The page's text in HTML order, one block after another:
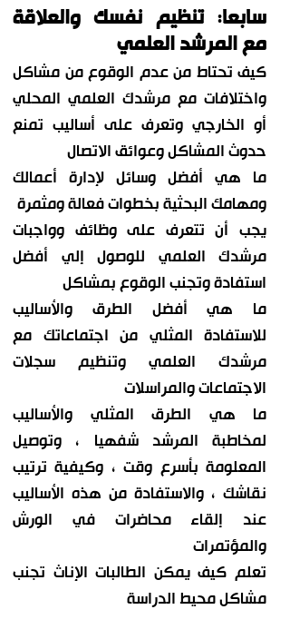
سابعا: تنظيم نفسك والعلاقة
مع المرشد العلمي
كيف تحتاط من عدم الوقوع من مشاكل
واختلافات مع مرشدك العلمي المحلي
أو الخارجي وتعرف على أساليب تمنع
حدوث المشاكل وعوائق الاتصال
ما هي أفضل وسائل لإدارة أعمالك
ومهامك البحثية بخطوات فعالة ومثمرة
يجب أن تتعرف على وظائف وواجبات
مرشدك العلمي للوصول إلي أفضل
استفادة وتجنب الوقوع بمشاكل
ما هي أفضل الطرق والأساليب
للاستفادة المثلي من اجتماعاتك مع
مرشدك العلمي وتنظيم سجلات
الاجتماعات والمراسلات
ما هي الطرق المثلي والأساليب
لمخاطبة المرشد شفهيا ، وتوصيل
المعلومة بأسرع وقت ، وكيفية ترتيب
نقاشك ، والاستفادة من هذه الأساليب
عند إلقاء محاضرات في الورش
والمؤتمرات
تعلم كيف يمكن الطالبات الإناث تجنب
مشاكل محيط الدراسة